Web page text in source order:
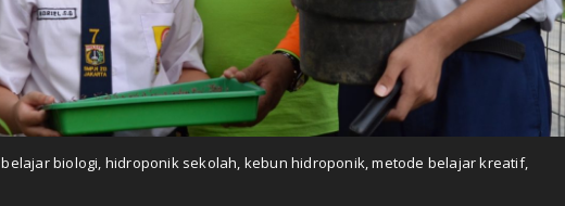
belajar biologi, hidroponik sekolah, kebun hidroponik,metode belajar kreatif,